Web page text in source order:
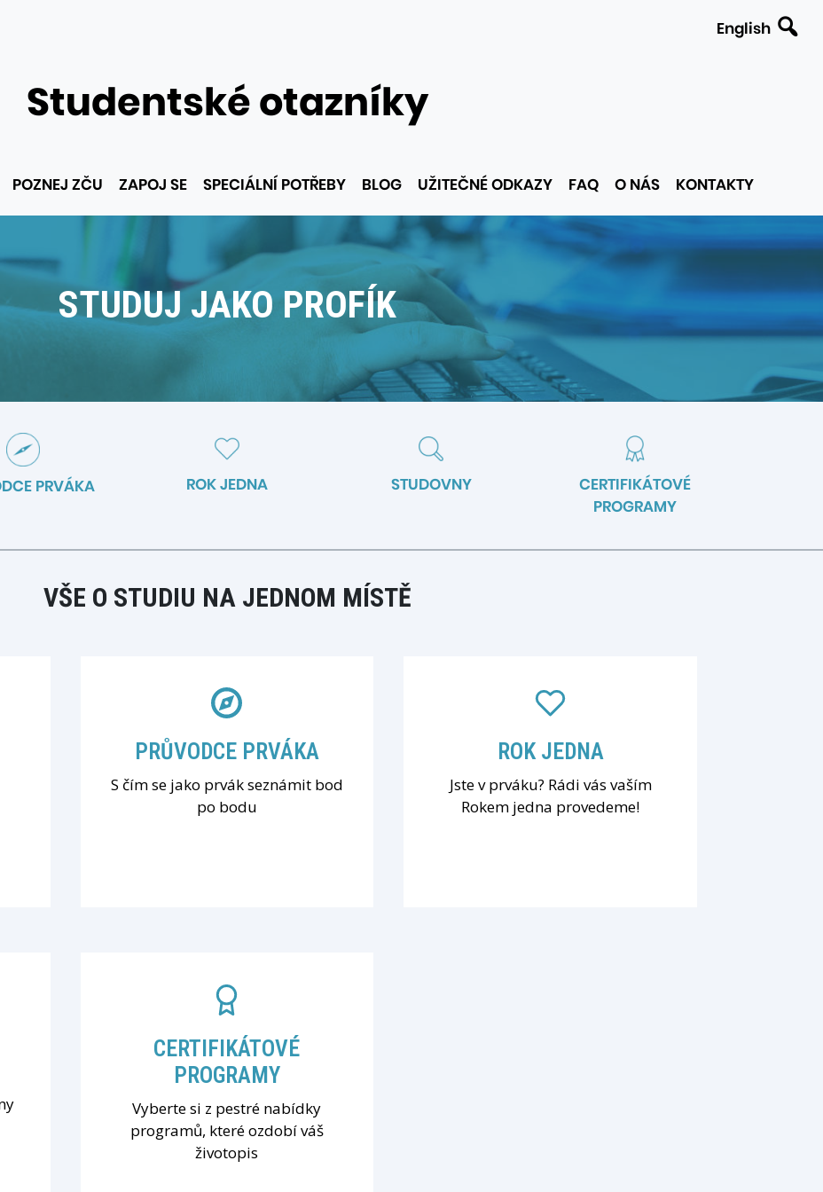
English
Studentské otazníky
POZNEJ ZČU ZAPOJ SE SPECIÁLNÍ POTŘEBY BLOG UŽITEČNÉ ODKAZY FAQ O NÁS KONTAKTY
STUDUJ JAKO PROFÍK
PRVÁKA ROK JEDNA STUDOVNY
CERTIFIKÁTOVÉ
PROGRAMY
VŠE O STUDIU NA JEDNOM MÍSTĚ
PRŮVODCE PRVÁKA
S čím se jako prvák seznámit bod
po bodu
ROK JEDNA
Jste v prváku? Rádi vás vaším
Rokem jedna provedeme!
CERTIFIKÁTOVÉ
PROGRAMY
Vyberte si z pestré nabídky
programů, které ozdobí váš
životopis